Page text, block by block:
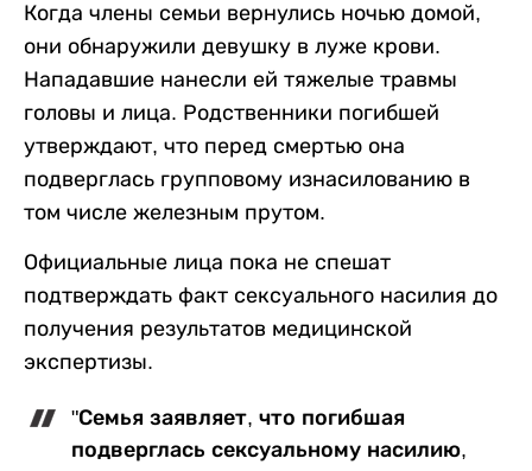
Когда члены семьи вернулись ночью домой,
они обнаружили девушку в луже крови.
Нападавшие нанесли ей тяжелые травмы
головы и лица. Родственники погибшей
утверждают, что перед смертью она
подверглась групповому изнасилованию в
том числе железным прутом.
Официальные лица пока не спешат
подтверждать факт сексуального насилия до
получения результатов медицинской
экспертизы.
"Семья заявляет, что погибшая
подверглась сексуальному насилию,